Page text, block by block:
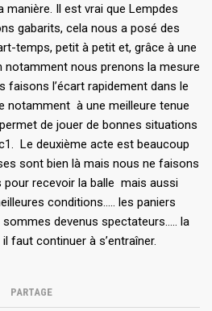
manière. Il est vrai que Lempdes
gabarits, cela nous a posé des
temps, petit à petit et, grâce à une
notamment nous prenons la mesure
faisons l’écart rapidement dans le
notamment à une meilleure tenue
de jouer de bonnes situations
Le deuxième acte est beaucoup
sont bien là mais nous ne faisons
recevoir la balle mais aussi
conditions….. les paniers
sommes devenus spectateurs….. la
faut continuer à s’entraîner.
PARTAGE